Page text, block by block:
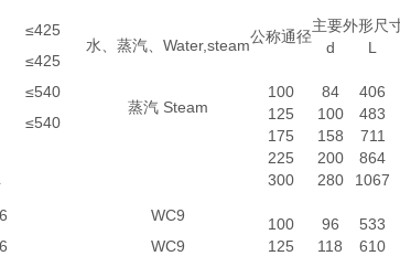
≤425
水、蒸汽、Water,steam
≤425
≤540
蒸汽 Steam
≤540
WC9
WC9
公称通径
主要外形尺
d L
100
84 406
125
100 483
175
158 711
225
200 864
300
280 1067
100
96 533
125
118 610